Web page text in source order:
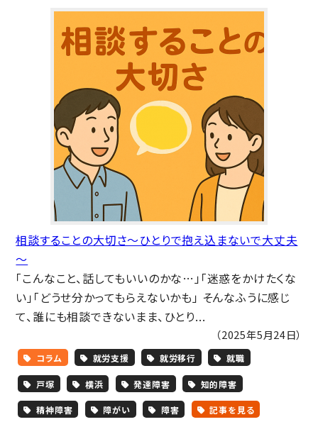
相談することの大切さ～ひとりで抱え込まないで大丈夫
～
「こんなこと、話してもいいのかな…」「迷惑をかけたくな
い」「どうせ分かってもらえないかも」 そんなふうに感じ
て、誰にも相談できないまま、ひとり...
（2025年5月24日）
コラム 就労支援 就労移行 就職
戸塚 横浜 発達障害 知的障害
精神障害 障がい 障害 記事を見る